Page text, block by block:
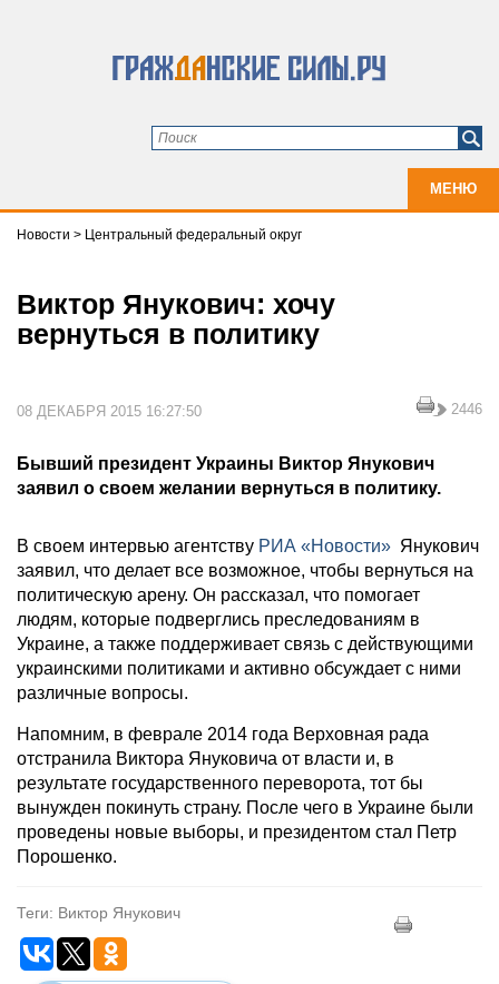
МЕНЮ
Новости > Центральный федеральный округ
Виктор Янукович: хочу
вернуться в политику
08 ДЕКАБРЯ 2015 16:27:50 2446
Бывший президент Украины Виктор Янукович
заявил о своем желании вернуться в политику.
В своем интервью агентству РИА «Новости» Янукович
заявил, что делает все возможное, чтобы вернуться на
политическую арену. Он рассказал, что помогает
людям, которые подверглись преследованиям в
Украине, а также поддерживает связь с действующими
украинскими политиками и активно обсуждает с ними
различные вопросы.
Напомним, в феврале 2014 года Верховная рада
отстранила Виктора Януковича от власти и, в
результате государственного переворота, тот бы
вынужден покинуть страну. После чего в Украине были
проведены новые выборы, и президентом стал Петр
Порошенко.
Теги: Виктор Янукович